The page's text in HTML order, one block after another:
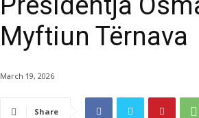
Myftiun Tërnava
March 19, 2026
Share